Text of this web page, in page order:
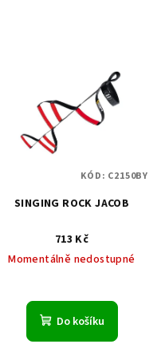
SINGING ROCK JACOB
713 Kč
Momentálně nedostupné
Do košíku
KÓD: C2150BY